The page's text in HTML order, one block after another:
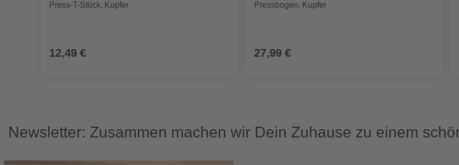
Press-T-Stück, Kupfer
12,49 €
Pressbogen, Kupfer
27,99 €
Newsletter: Zusammen machen wir Dein Zuhause zu einem